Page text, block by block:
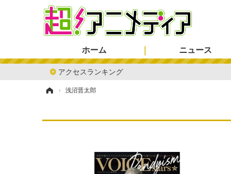
ホーム
アクセスランキング
ニュース
› 浅沼晋太郎